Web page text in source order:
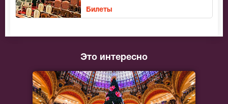
Билеты
Это интересно